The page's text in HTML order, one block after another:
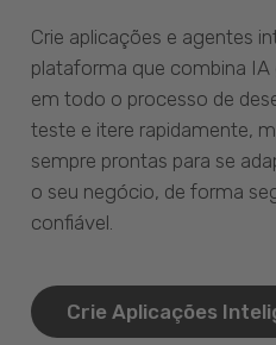
Crie aplicações e agentes
plataforma que combina IA
em todo o processo de
teste e itere rapidamente,
sempre prontas para se
o seu negócio, de forma
confiável.
Crie Aplicações